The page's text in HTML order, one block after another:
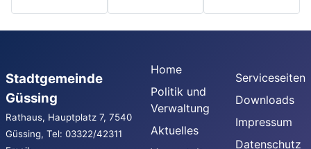
Stadtgemeinde
Güssing
Rathaus, Hauptplatz 7, 7540
Güssing, Tel: 03322/42311
Home
Politik und
Verwaltung
Aktuelles
Serviceseiten
Downloads
Impressum
Datenschutz